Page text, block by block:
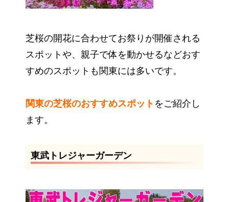
芝桜の開花に合わせてお祭りが開催される
スポットや、親子で体を動かせるなどおす
すめのスポットも関東には多いです。
関東の芝桜のおすすめスポット をご紹介し
ます。
東武トレジャーガーデン